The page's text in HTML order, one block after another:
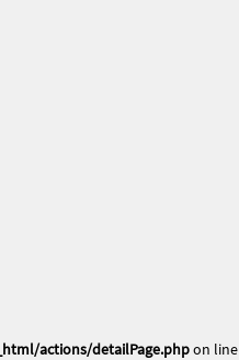
actions/detailPage.phpon line